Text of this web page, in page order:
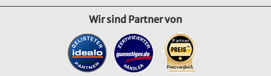
Wir sind Partner von